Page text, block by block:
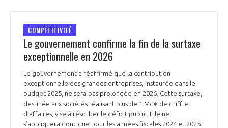
COMPÉTITIVITÉ
Le gouvernement confirme la fin de la surtaxe
exceptionnelle en 2026
Le gouvernement a réaffirmé que la contribution
exceptionnelle des grandes entreprises, instaurée dans le
budget 2025, ne sera pas prolongée en 2026. Cette surtaxe,
destinée aux sociétés réalisant plus de 1 Md€ de chiffre
d’affaires, vise à résorber le déficit public. Elle ne
s’appliquera donc que pour les années fiscales 2024 et 2025.